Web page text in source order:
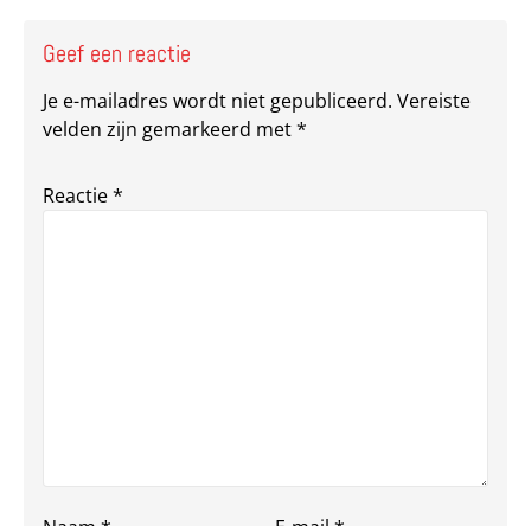
Geef een reactie
Je e-mailadres wordt niet gepubliceerd. Vereiste
velden zijn gemarkeerd met*
Reactie*